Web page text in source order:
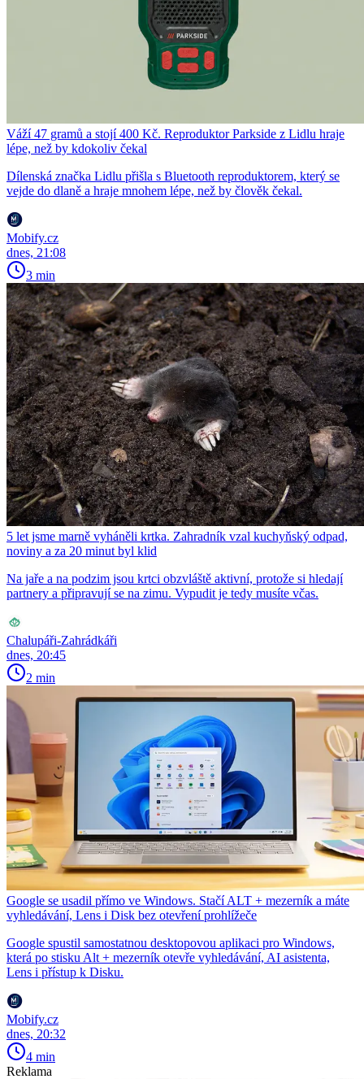
Váží 47 gramů a stojí 400 Kč. Reproduktor Parkside z Lidlu hraje
lépe, než by kdokoliv čekal
Dílenská značka Lidlu přišla s Bluetooth reproduktorem, který se
vejde do dlaně a hraje mnohem lépe, než by člověk čekal.
Mobify.cz
dnes, 21:08
3 min
5 let jsme marně vyháněli krtka. Zahradník vzal kuchyňský odpad,
noviny a za 20 minut byl klid
Na jaře a na podzim jsou krtci obzvláště aktivní, protože si hledají
partnery a připravují se na zimu. Vypudit je tedy musíte včas.
Chalupáři-Zahrádkáři
dnes, 20:45
2 min
Google se usadil přímo ve Windows. Stačí ALT + mezerník a máte
vyhledávání, Lens i Disk bez otevření prohlížeče
Google spustil samostatnou desktopovou aplikaci pro Windows,
která po stisku Alt + mezerník otevře vyhledávání, AI asistenta,
Lens i přístup k Disku.
Mobify.cz
dnes, 20:32
4 min
Reklama